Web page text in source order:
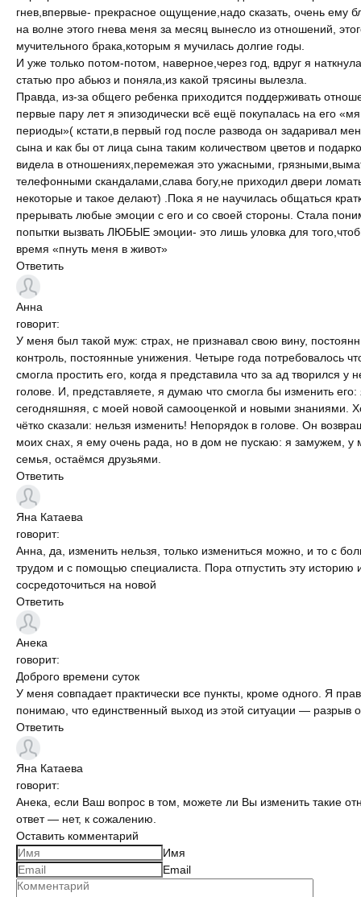
гнев,впервые- прекрасное ощущение,надо сказать, очень ему
на волне этого гнева меня за месяц вынесло из отношений,
мучительного брака,которым я мучилась долгие годы.
И уже только потом-потом, наверное,через год, вдруг я
статью про абьюз и поняла,из какой трясины вылезла.
Правда, из-за общего ребенка приходится поддерживать
первые пару лет я эпизодически всё ещё покупалась на его
периоды»( кстати,в первый год после развода он задаривал
сына и как бы от лица сына таким количеством цветов и
видела в отношениях,перемежая это ужасными,
телефонными скандалами,слава богу,не приходил двери
некоторые и такое делают) .Пока я не научилась общаться
прерывать любые эмоции с его и со своей стороны. Стала
попытки вызвать ЛЮБЫЕ эмоции- это лишь уловка для
время «пнуть меня в живот»
Ответить
Анна
говорит:
У меня был такой муж: страх, не признавал свою вину,
контроль, постоянные унижения. Четыре года потребовалось
смогла простить его, когда я представила что за ад творился у
голове. И, представляете, я думаю что смогла бы изменить его:
сегодняшняя, с моей новой самооценкой и новыми знаниями.
чëтко сказали: нельзя изменить! Непорядок в голове. Он
моих снах, я ему очень рада, но в дом не пускаю: я замужем, у
семья, остаëмся друзьями.
Ответить
Яна Катаева
говорит:
Анна, да, изменить нельзя, только измениться можно, и то с
трудом и с помощью специалиста. Пора отпустить эту историю
сосредоточиться на новой
Ответить
Анека
говорит:
Доброго времени суток
У меня совпадает практически все пункты, кроме одного. Я
понимаю, что единственный выход из этой ситуации — разрыв
Ответить
Яна Катаева
говорит:
Анека, если Ваш вопрос в том, можете ли Вы изменить такие
ответ — нет, к сожалению.
Оставить комментарий
Имя
Email